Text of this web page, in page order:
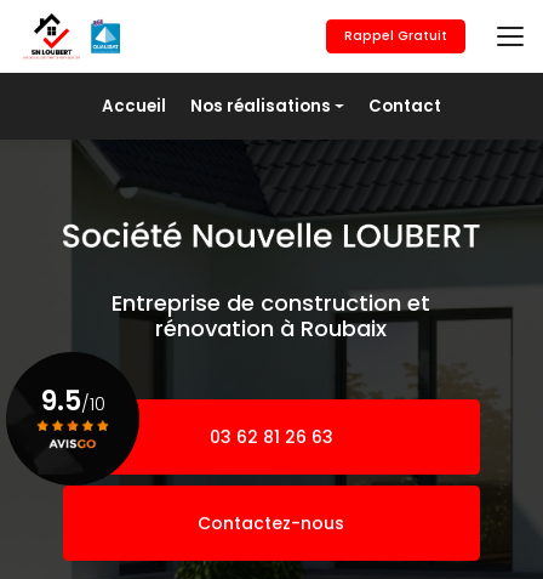
contenu
principal
Accueil Nos réalisations
Maçonnerie générale
Revêtement de sols
Placo/Isolation
Pose de fer
Contact
Rappel Gratuit
Entreprise de construction et
rénovation à Roubaix
03 62 81 26 63
Contactez-nous
9.5/10
Voir le certificat